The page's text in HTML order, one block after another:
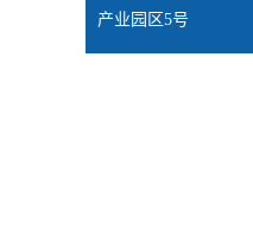
产业园区5号